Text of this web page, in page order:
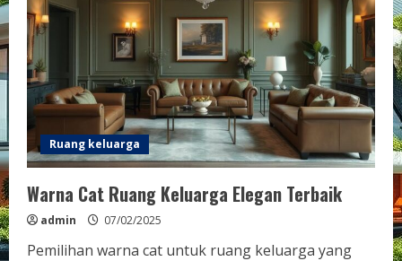
Ruang keluarga
Warna Cat Ruang Keluarga Elegan Terbaik
admin 07/02/2025
Pemilihan warna cat untuk ruang keluarga yang